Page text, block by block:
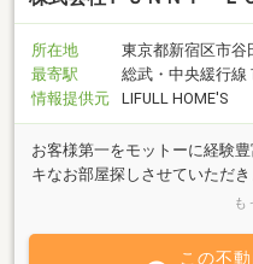
所在地
東京都新宿区市谷
最寄駅
総武・中央緩行線
情報提供元
LIFULL HOME'S
お客様第一をモットーに経験
キなお部屋探しさせていただ
に合わせて幅広い物件情報をも
この不